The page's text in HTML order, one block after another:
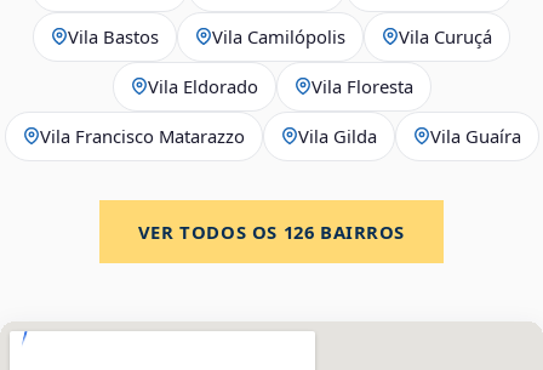
Vila Bastos Vila Camilópolis Vila Curuçá
Vila Eldorado Vila Floresta
Vila Francisco Matarazzo Vila Gilda Vila Guaíra
VER TODOS OS 126 BAIRROS